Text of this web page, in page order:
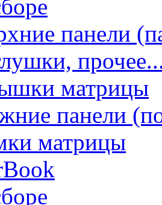
панели
матрицы
панели
матрицы